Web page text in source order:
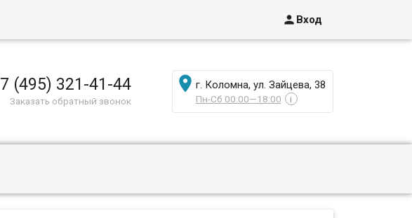
 Вход
7 (495) 321-41-44
Заказать обратный звонок
 г. Коломна, ул. Зайцева, 38
Пн-Сб 00:00—18:00 i